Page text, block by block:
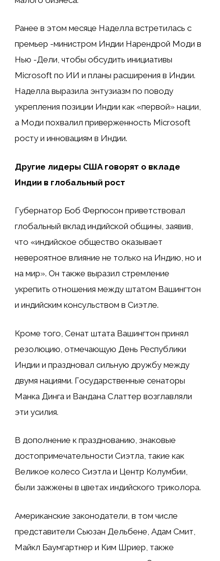
Ранее в этом месяце Наделла встретилась с
премьер -министром Индии Нарендрой Моди в
Нью -Дели, чтобы обсудить инициативы
Microsoft по ИИ и планы расширения в Индии.
Наделла выразила энтузиазм по поводу
укрепления позиции Индии как «первой» нации,
а Моди похвалил приверженность Microsoft
росту и инновациям в Индии.
Другие лидеры США говорят о вкладе
Индии в глобальный рост
Губернатор Боб Фергюсон приветствовал
глобальный вклад индийской общины, заявив,
что «индийское общество оказывает
невероятное влияние не только на Индию, но и
на мир». Он также выразил стремление
укрепить отношения между штатом Вашингтон
и индийским консульством в Сиэтле.
Кроме того, Сенат штата Вашингтон принял
резолюцию, отмечающую День Республики
Индии и праздновал сильную дружбу между
двумя нациями. Государственные сенаторы
Манка Динга и Вандана Слаттер возглавляли
эти усилия.
В дополнение к празднованию, знаковые
достопримечательности Сиэтла, такие как
Великое колесо Сиэтла и Центр Колумбии,
были зажжены в цветах индийского триколора.
Американские законодатели, в том числе
представители Сьюзан Дельбене, Адам Смит,
Майкл Баумгартнер и Ким Шриер, также